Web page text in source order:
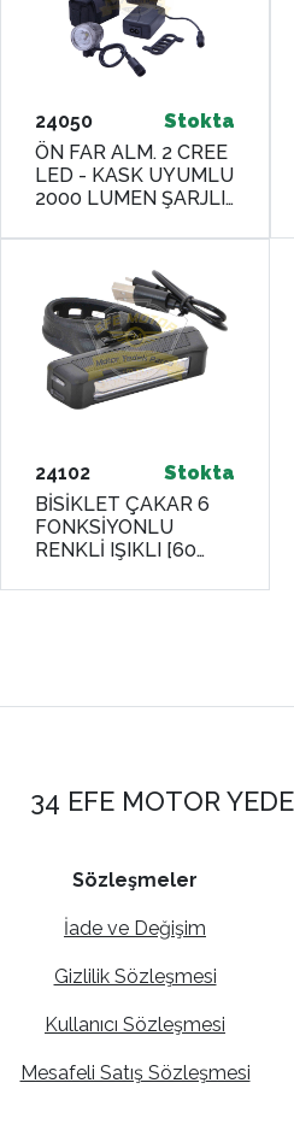
24050
Stokta
ÖN FAR ALM. 2 CREE
LED - KASK UYUMLU
2000 LUMEN ŞARJLI-
24102
Stokta
BİSİKLET ÇAKAR 6
FONKSİYONLU
RENKLİ IŞIKLI [60
GİRİŞLİ] RCTS-6025C
34 EFE MOTOR
Sözleşmeler
İade ve Değişim
Gizlilik Sözleşmesi
Kullanıcı Sözleşmesi
Mesafeli Satış Sözleşmesi